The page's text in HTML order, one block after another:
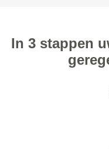
In 3 stappen